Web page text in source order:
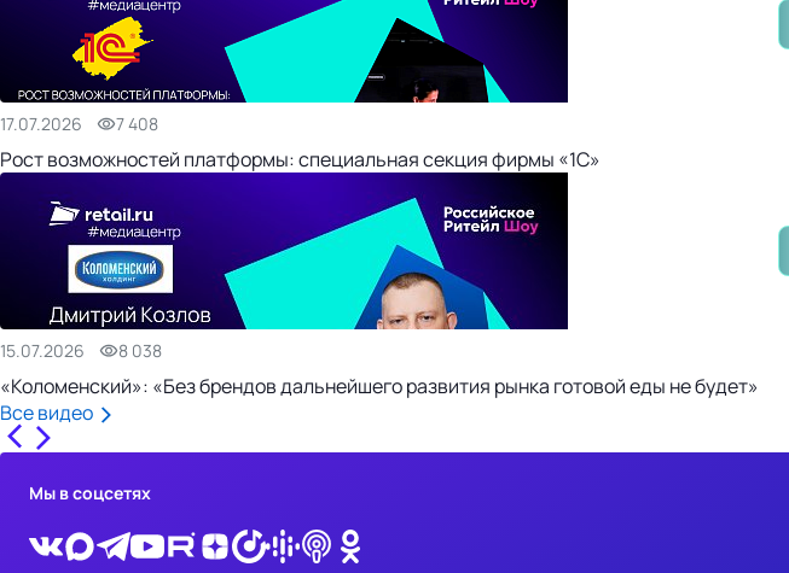
17.07.2026 7 408
Рост возможностей платформы: специальная секция фирмы «1С»
15.07.2026 8 038
«Коломенский»: «Без брендов дальнейшего развития рынка готовой еды не будет»
Все видео
Мы в соцсетях